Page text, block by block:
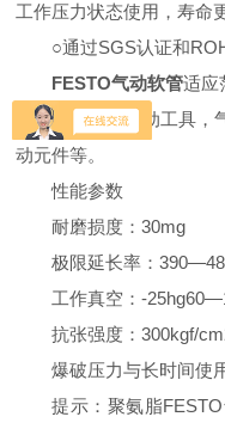
工作压力状态使用，寿命
○通过SGS认证和
FESTO气动软管适应
装配各种气动工具，
动元件等。
性能参数
耐磨损度：30mg
极限延长率：
工作真空：-
抗张强度：300kgf/
爆破压力与长时间使
提示：聚氨脂